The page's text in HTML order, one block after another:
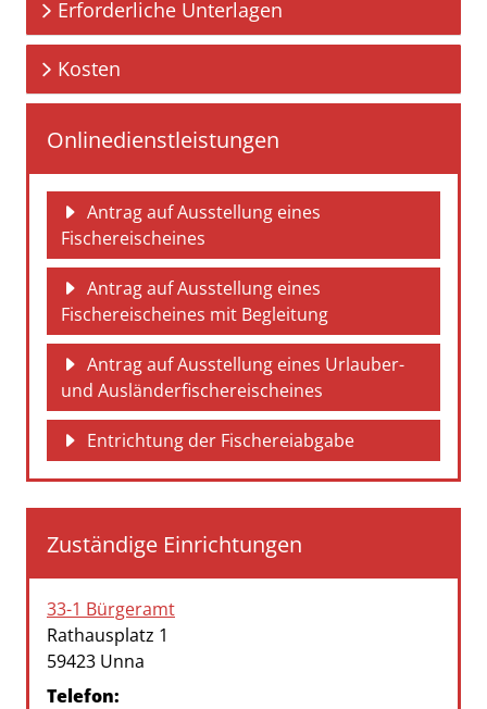
Erforderliche Unterlagen
Kosten
Onlinedienstleistungen
Antrag auf Ausstellung eines
Fischereischeines
Antrag auf Ausstellung eines
Fischereischeines mit Begleitung
Antrag auf Ausstellung eines Urlauber-
und Ausländerfischereischeines
Entrichtung der Fischereiabgabe
Zuständige Einrichtungen
33-1 Bürgeramt
Straße:
Rathausplatz Hausnummer:
1
PLZ:
59423 Ort:
Unna
Telefon: